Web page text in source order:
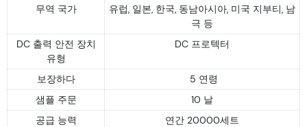
무역 국가
유럽, 일본, 한국, 동남아시아, 미국 지부티, 남
극 등
DC 출력 안전 장치
유형
DC 프로텍터
보장하다
5 연령
샘플 주문
10 날
공급 능력
연간 20000세트